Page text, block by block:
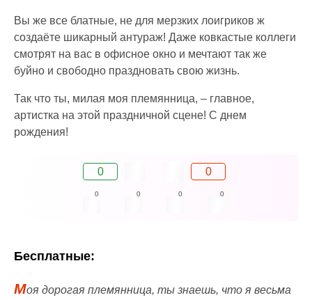
Вы же все блатные, не для мерзких лоигриков ж
создаёте шикарный антураж! Даже ковкастые коллеги
смотрят на вас в офисное окно и мечтают так же
буйно и свободно праздновать свою жизнь.
Так что ты, милая моя племянница, – главное,
артистка на этой праздничной сцене! С днем
рождения!
0 0
0 0 0 0
Бесплатные:
Моя дорогая племянница, ты знаешь, что я весьма